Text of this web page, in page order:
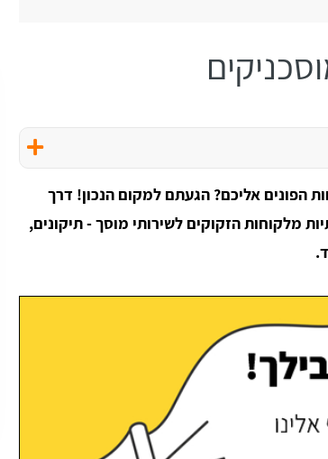
הפונים אליכם? הגעתם למקום הנכון! דרך
מלקוחות הזקוקים לשירותי מוסך - תיקונים,